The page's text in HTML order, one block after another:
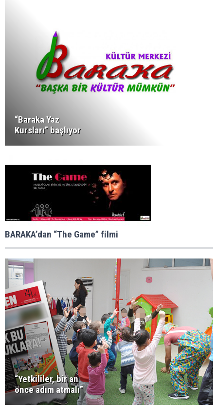
“Baraka Yaz
Kursları” başlıyor
BARAKA’dan “The Game” filmi
“Yetkililer, bir an
önce adım atmalı”